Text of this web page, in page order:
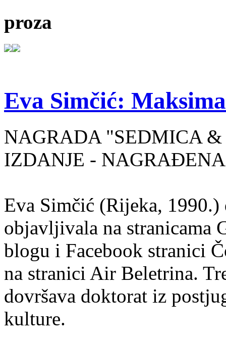
proza
Eva Simčić:
NAGRADA "SEDMICA
IZDANJE -
Eva Simčić (Rijeka, 1990.)
objavljivala na stranicama
blogu i Facebook stranici
na stranici Air Beletrina.
dovršava doktorat iz
kulture.